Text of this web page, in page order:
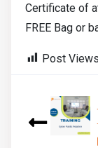
Certificate of
FREE Bag or
Post